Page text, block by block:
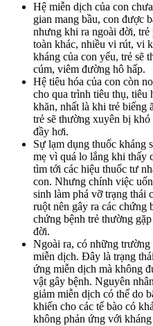
Hệ miễn dịch của con
gian mang bầu, con được
nhưng khi ra ngoài đời,
toàn khác, nhiều vi rút, vi
kháng của con yếu, trẻ sẽ
cúm, viêm đường hô hấp.
Hệ tiêu hóa của con còn
cho qua trình tiêu thụ, tiêu
khăn, nhất là khi trẻ biếng
trẻ sẽ thường xuyên bị
đầy hơi.
Sự lạm dụng thuốc kháng
mẹ vì quá lo lắng khi thấy
tìm tới các hiệu thuốc tư
con. Nhưng chính việc
sinh làm phá vỡ trạng thái
ruột nên gây ra các chứng
chứng bệnh trẻ thường
đời.
Ngoài ra, có những trường
miễn dịch. Đây là trạng
ứng miễn dịch mà không
vật gây bệnh. Nguyên
giảm miễn dịch có thể do
khiến cho các tế bào có
không phản ứng với